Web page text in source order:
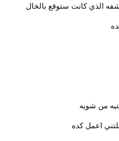
الذي كانت ستوقع بالخال
من شويه
اعمل كده